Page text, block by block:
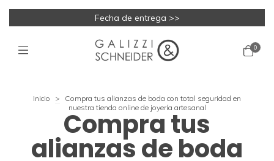
Fecha de entrega >>
0
Inicio >
Compra tus alianzas de boda con total seguridad en
nuestra tienda online de joyería artesanal
Compra tus
alianzas de boda